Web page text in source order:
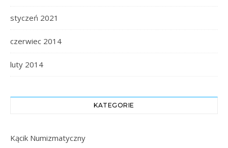
styczeń 2021
czerwiec 2014
luty 2014
KATEGORIE
Kącik Numizmatyczny